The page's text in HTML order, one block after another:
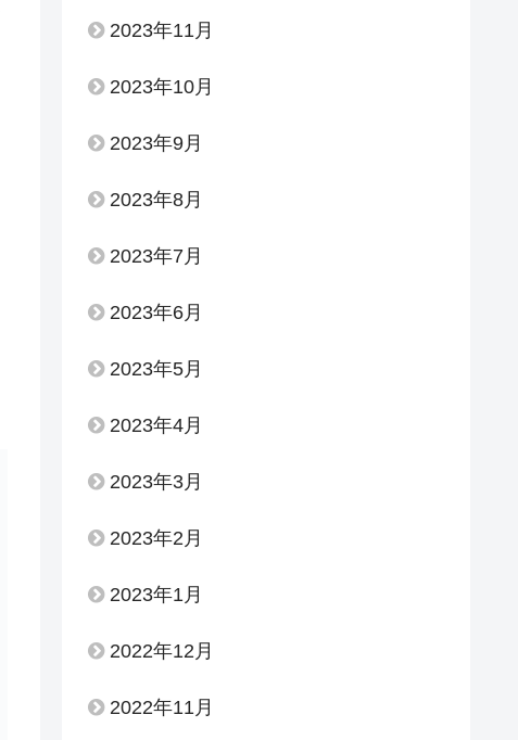
2023年11月
2023年10月
2023年9月
2023年8月
2023年7月
2023年6月
2023年5月
2023年4月
2023年3月
2023年2月
2023年1月
2022年12月
2022年11月